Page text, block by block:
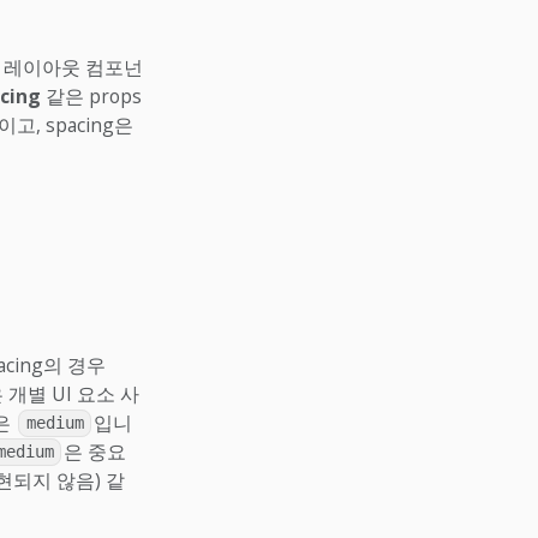
이아웃 컴포넌
같은 props
고, spacing은
의 경우
개별 UI 요소 사
medium 입니
은 중요
되지 않음) 같